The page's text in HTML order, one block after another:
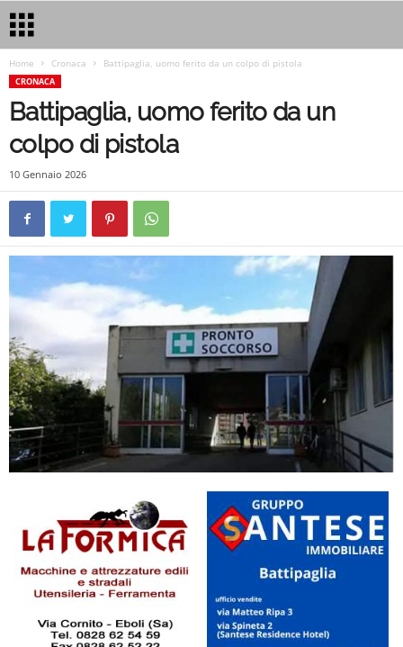
Home Cronaca Battipaglia, uomo ferito da un colpo di pistola
CRONACA
Battipaglia, uomo ferito da un
colpo di pistola
10 Gennaio 2026